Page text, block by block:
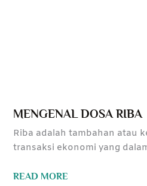
MENGENAL DOSA RIBA
Riba adalah tambahan atau
transaksi ekonomi yang
READ MORE